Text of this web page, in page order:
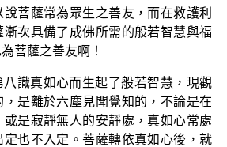
菩薩常為眾生之善友，而在救護利
次具備了成佛所需的般若智慧與福
菩薩之善友啊！
八識真如心而生起了般若智慧，現觀
是離於六塵見聞覺知的，不論是在
或是寂靜無人的安靜處，真如心常處
也不入定。菩薩轉依真如心後，就